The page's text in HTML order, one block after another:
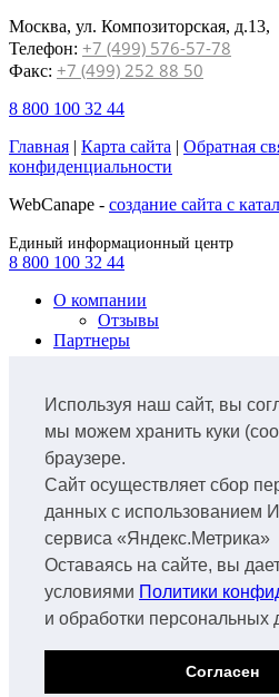
Используя наш сайт, вы
мы можем хранить куки
браузере.
Сайт осуществляет сбор
данных с использованием
сервиса «Яндекс.Метрика»
Оставаясь на сайте, вы
условиями Политики
и обработки персональных
Согласен
Москва, ул. Композиторская, д.13,
Телефон: +7 (499) 576-57-78
Факс: +7 (499) 252 88 50
8 800 100 32 44
Главная | Карта сайта | Обратная
конфиденциальности
WebCanape - создание сайта с
Единый информационный центр
8 800 100 32 44
О компании
Отзывы
Партнеры
Лизинг легкового
Лизинг коммунальной
для ЖКХ
Лизинг грузового
Лизинг ж/д транспорта
Лизинг спецтехники
Лизинг нефтегазового
Лизинг авиатранспорта
Лизинг аэропортового
Лизинг водного
Лизинг
Документы
Спецтехника